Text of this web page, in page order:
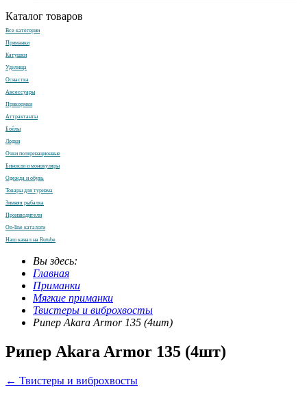
Каталог товаров
Все категории
Приманки
Катушки
Удилища
Оснастка
Аксессуары
Прикормки
Аттрактанты
Бойлы
Лодки
Очки поляризационные
Бинокли и монокуляры
Одежда и обувь
Товары для туризма
Зимняя рыбалка
Производители
On-line каталоги
Наш канал на Rutube
Вы здесь:
Главная
Приманки
Мягкие приманки
Твистеры и виброхвосты
Рипер Akara Armor 135 (4шт)
Рипер Akara Armor 135 (4шт)
← Твистеры и виброхвосты